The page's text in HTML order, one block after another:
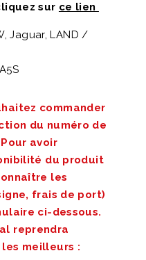
sur ce lien
Jaguar, LAND /
commander
du numéro de
avoir
du produit
les
frais de port)
ci-dessous.
reprendra
meilleurs :